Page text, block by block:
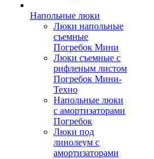
Напольные люки
Люки напольные
съемные
Погребок Мини
Люки съемные с
рифленым листом
Погребок Мини-
Техно
Напольные люки
с амортизаторами
Погребок
Люки под
линолеум с
амортизаторами